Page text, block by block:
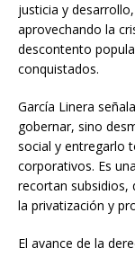
justicia y
aprovechando la
descontento
conquistados.
García Linera
gobernar, sino
social y entregarlo
corporativos. Es
recortan subsidios,
la privatización y
El avance de la